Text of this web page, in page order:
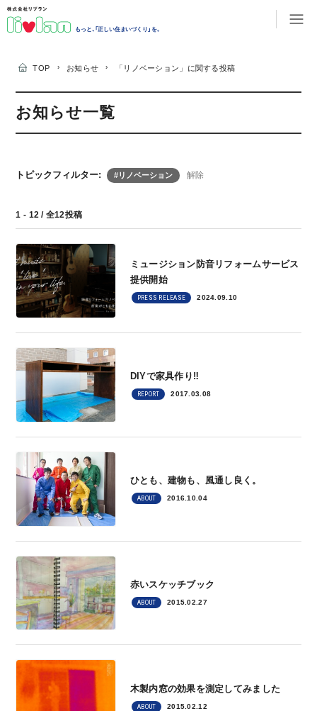
もっと、「正しい住まいづくり」を。
TOP › お知らせ › 「リノベーション」に関する投稿
お知らせ一覧
トピックフィルター: #リノベーション 解除
1 - 12 / 全12投稿
ミュージション防音リフォームサービス
提供開始
PRESS RELEASE 2024.09.10
DIYで家具作り‼
REPORT 2017.03.08
ひとも、建物も、風通し良く。
ABOUT 2016.10.04
赤いスケッチブック
ABOUT 2015.02.27
木製内窓の効果を測定してみました
ABOUT 2015.02.12